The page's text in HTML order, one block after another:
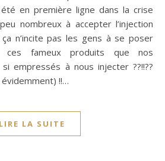
en première ligne dans la crise
nombreux à accepter l’injection
n’incite pas les gens à se poser
ces fameux produits que nos
empressés à nous injecter ??!!??
!!…
LIRE LA SUITE